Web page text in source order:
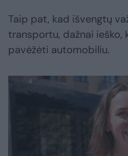
Taip pat, kad išvengtų
transportu, dažnai ieško,
pavėžėti automobiliu.